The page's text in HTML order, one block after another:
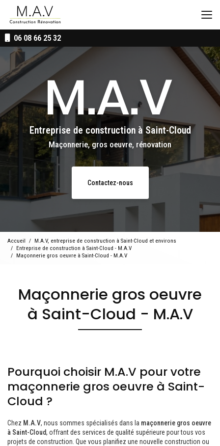
contenu
principal
06 08 66 25 32
Entreprise de construction à Saint-Cloud
Maçonnerie, gros oeuvre, rénovation
Contactez-nous
Accueil
M.A.V, entreprise de construction à Saint-Cloud et environs
Entreprise de construction à Saint-Cloud - M.A.V
Maçonnerie gros oeuvre à Saint-Cloud - M.A.V
Maçonnerie gros oeuvre
à Saint-Cloud - M.A.V
Pourquoi choisir M.A.V pour votre
maçonnerie gros oeuvre à Saint-
Cloud ?
Chez M.A.V, nous sommes spécialisés dans la maçonnerie gros oeuvre
à Saint-Cloud, offrant des services de qualité supérieure pour tous vos
projets de construction. Que vous planifiez une nouvelle construction ou